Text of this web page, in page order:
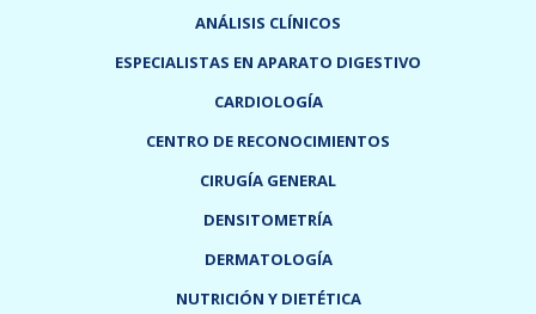
ANÁLISIS CLÍNICOS
ESPECIALISTAS EN APARATO DIGESTIVO
CARDIOLOGÍA
CENTRO DE RECONOCIMIENTOS
CIRUGÍA GENERAL
DENSITOMETRÍA
DERMATOLOGÍA
NUTRICIÓN Y DIETÉTICA